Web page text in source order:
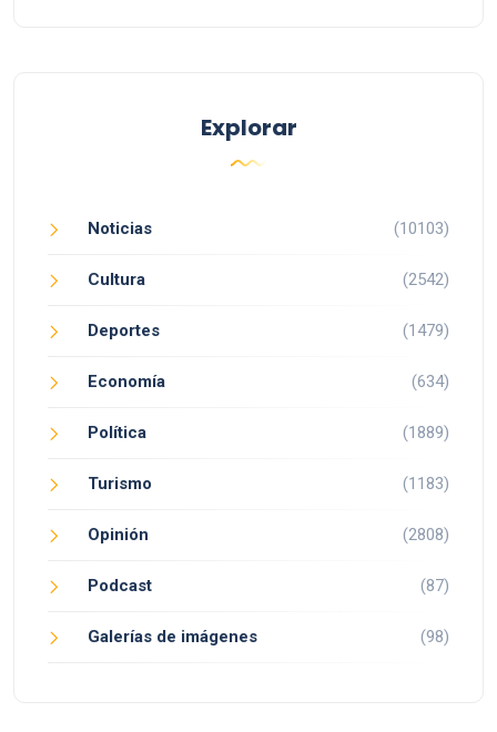
Explorar
Noticias (10103)
Cultura (2542)
Deportes (1479)
Economía (634)
Política (1889)
Turismo (1183)
Opinión (2808)
Podcast (87)
Galerías de imágenes (98)